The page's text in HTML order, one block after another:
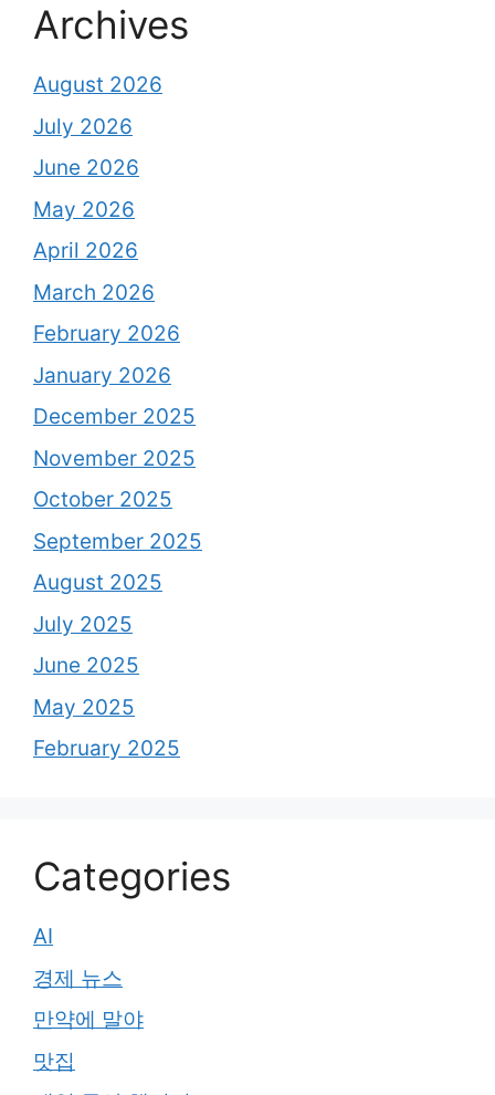
Archives
August 2026
July 2026
June 2026
May 2026
April 2026
March 2026
February 2026
January 2026
December 2025
November 2025
October 2025
September 2025
August 2025
July 2025
June 2025
May 2025
February 2025
Categories
AI
경제 뉴스
만약에 말야
맛집